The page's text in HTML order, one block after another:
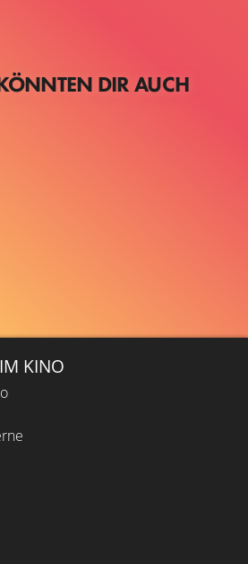
DIR AUCH
KINO